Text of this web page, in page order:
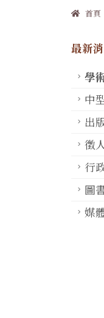
首頁
最新
學
中
出
徵
行
圖
媒